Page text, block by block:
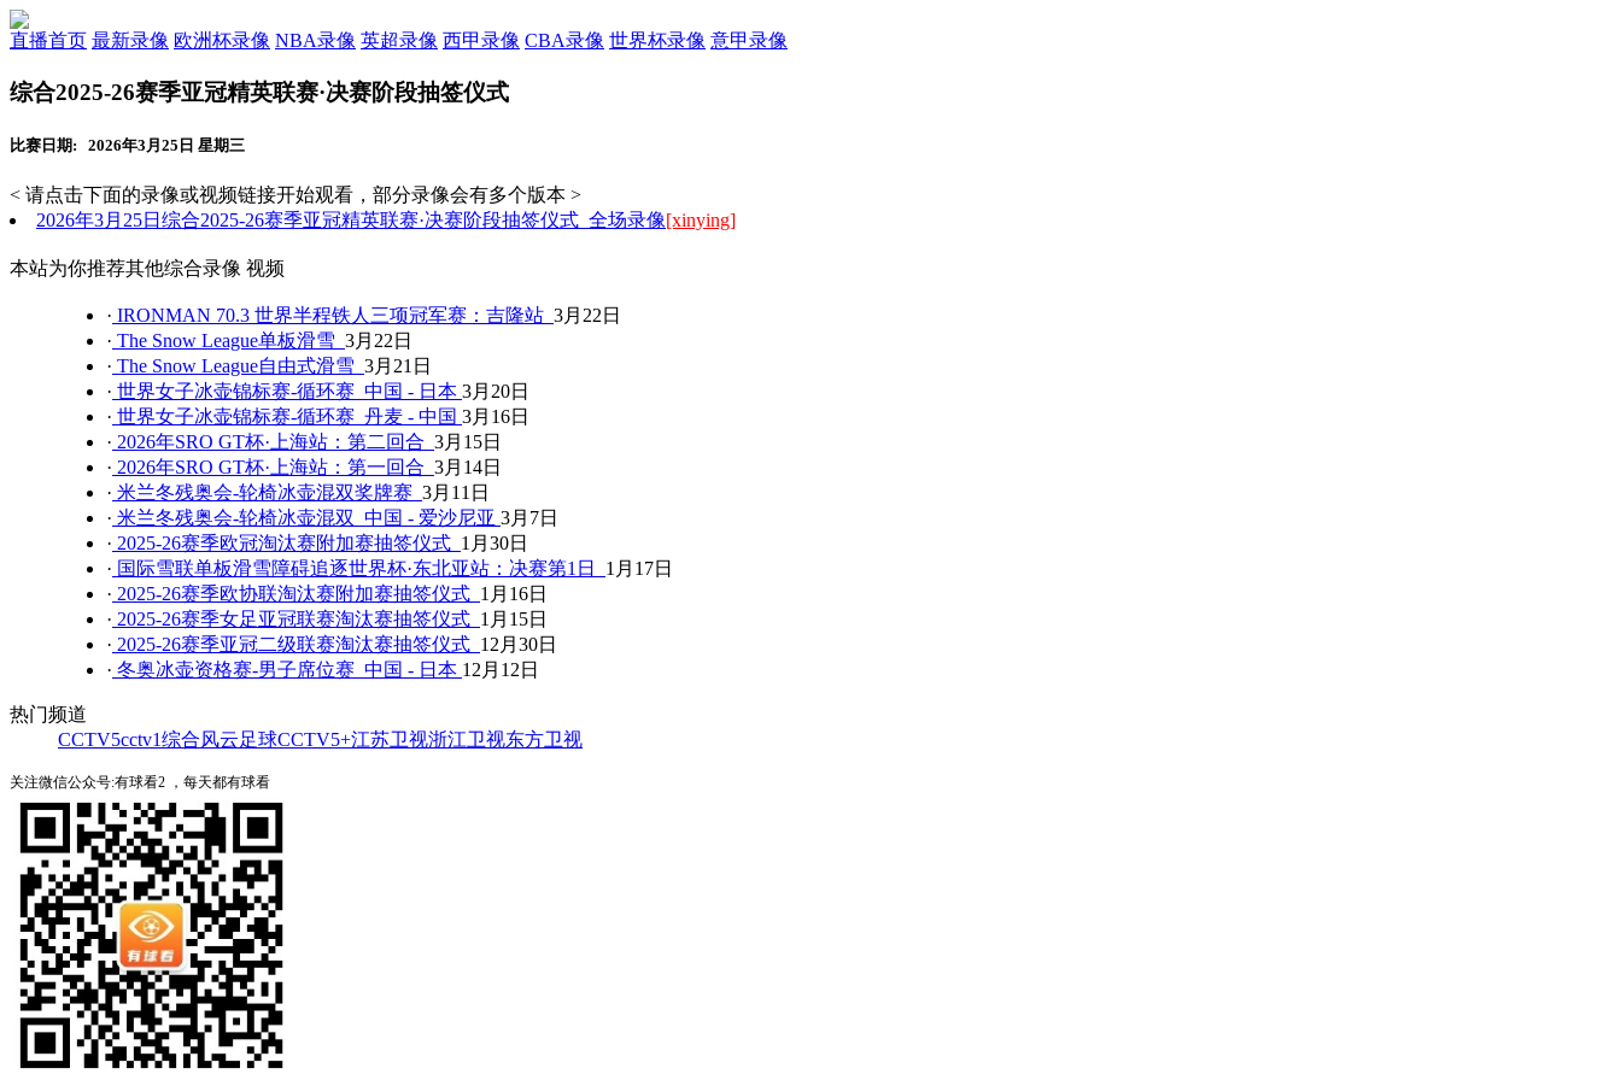
直播首页 最新录像 欧洲杯录像 NBA录像 英超录像 西甲录像 CBA录像 世界杯录像 意甲录像
综合2025-26赛季亚冠精英联赛·决赛阶段抽签仪式
比赛日期: 2026年3月25日 星期三
< 请点击下面的录像或视频链接开始观看，部分录像会有多个版本 >
2026年3月25日综合2025-26赛季亚冠精英联赛·决赛阶段抽签仪式 全场录像[xinying]
本站为你推荐其他综合录像 视频
· IRONMAN 70.3 世界半程铁人三项冠军赛：吉隆站 3月22日
· The Snow League单板滑雪 3月22日
· The Snow League自由式滑雪 3月21日
· 世界女子冰壶锦标赛-循环赛 中国 - 日本 3月20日
· 世界女子冰壶锦标赛-循环赛 丹麦 - 中国 3月16日
· 2026年SRO GT杯·上海站：第二回合 3月15日
· 2026年SRO GT杯·上海站：第一回合 3月14日
· 米兰冬残奥会-轮椅冰壶混双奖牌赛 3月11日
· 米兰冬残奥会-轮椅冰壶混双 中国 - 爱沙尼亚 3月7日
· 2025-26赛季欧冠淘汰赛附加赛抽签仪式 1月30日
· 国际雪联单板滑雪障碍追逐世界杯·东北亚站：决赛第1日 1月17日
· 2025-26赛季欧协联淘汰赛附加赛抽签仪式 1月16日
· 2025-26赛季女足亚冠联赛淘汰赛抽签仪式 1月15日
· 2025-26赛季亚冠二级联赛淘汰赛抽签仪式 12月30日
· 冬奥冰壶资格赛-男子席位赛 中国 - 日本 12月12日
热门频道
CCTV5cctv1综合风云足球CCTV5+江苏卫视浙江卫视东方卫视
关注微信公众号:有球看2 ，每天都有球看